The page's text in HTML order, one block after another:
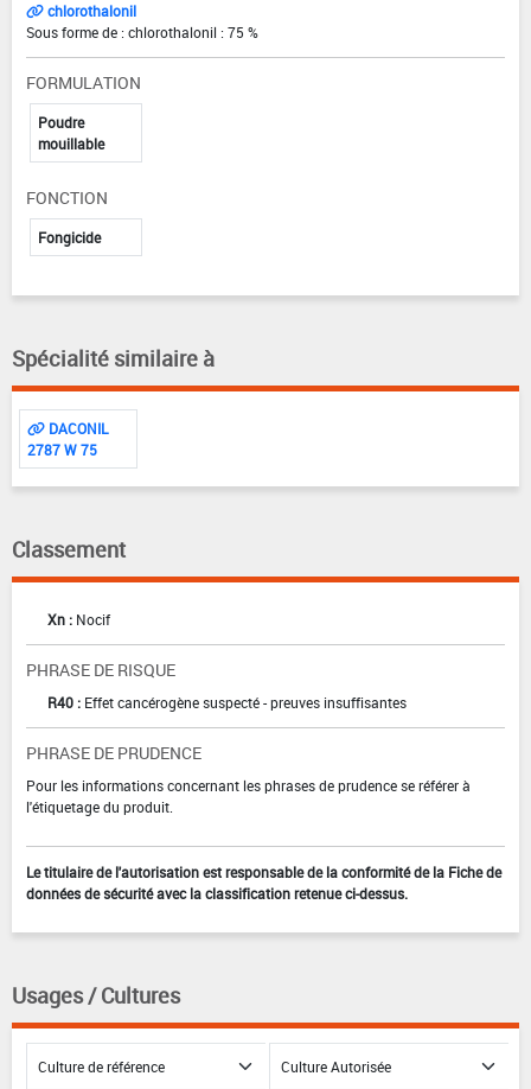
chlorothalonil
Sous forme de : chlorothalonil : 75 %
FORMULATION
Poudre
mouillable
FONCTION
Fongicide
Spécialité similaire à
DACONIL
2787 W 75
Classement
Xn : Nocif
PHRASE DE RISQUE
R40 : Effet cancérogène suspecté - preuves insuffisantes
PHRASE DE PRUDENCE
Pour les informations concernant les phrases de prudence se référer à
l'étiquetage du produit.
Le titulaire de l'autorisation est responsable de la conformité de la Fiche de
données de sécurité avec la classification retenue ci-dessus.
Usages / Cultures